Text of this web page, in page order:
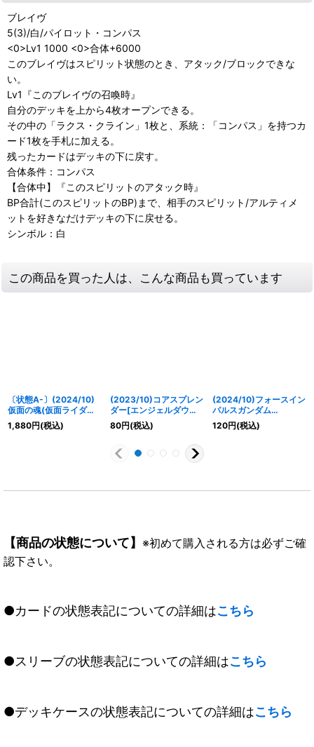
ブレイヴ
5(3)/白/パイロット・コンパス
<0>Lv1 1000 <0>合体+6000
このブレイヴはスピリット状態のとき、アタック/ブロックできな
い。
Lv1『このブレイヴの召喚時』
自分のデッキを上から4枚オープンできる。
その中の「ラクス・クライン」1枚と、系統：「コンパス」を持つカ
ード1枚を手札に加える。
残ったカードはデッキの下に戻す。
合体条件：コンパス
【合体中】『このスピリットのアタック時』
BP合計(このスピリットのBP)まで、相手のスピリット/アルティメ
ットを好きなだけデッキの下に戻せる。
シンボル：白
この商品を買った人は、こんな商品も買っています
〔状態A-〕(2024/10)
仮面の魂(仮面ライダー
鎧武)【CP】{CB30-
CP04}《多》
1,880円(税込)
(2023/10)コアスプレン
ダー[エンジェルダウン
作戦]【C】{CB29-
009}《白》
80円(税込)
(2024/10)フォースイン
パルスガンダム
SpecII【M】{CBX01-
008}《白》
120円(税込)
【商品の状態について】 ※初めて購入される方は必ずご確
認下さい。
●カードの状態表記についての詳細はこちら
●スリーブの状態表記についての詳細はこちら
●デッキケースの状態表記についての詳細はこちら